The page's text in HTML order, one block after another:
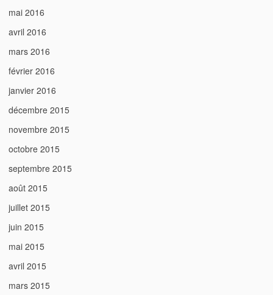
mai 2016
avril 2016
mars 2016
février 2016
janvier 2016
décembre 2015
novembre 2015
octobre 2015
septembre 2015
août 2015
juillet 2015
juin 2015
mai 2015
avril 2015
mars 2015